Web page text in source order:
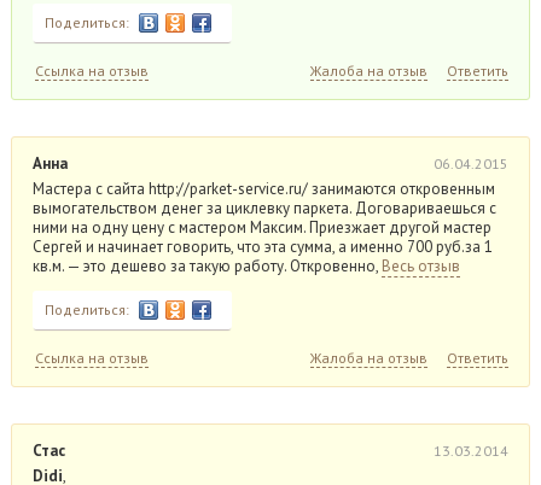
Поделиться:
Ссылка на отзыв Жалоба на отзыв Ответить
Анна 06.04.2015
Мастера с сайта http://parket-service.ru/ занимаются откровенным
вымогательством денег за циклевку паркета. Договариваешься с
ними на одну цену с мастером Максим. Приезжает другой мастер
Сергей и начинает говорить, что эта сумма, а именно 700 руб.за 1
кв.м. — это дешево за такую работу. Откровенно, Весь отзыв
Поделиться:
Ссылка на отзыв Жалоба на отзыв Ответить
Стас 13.03.2014
Didi,